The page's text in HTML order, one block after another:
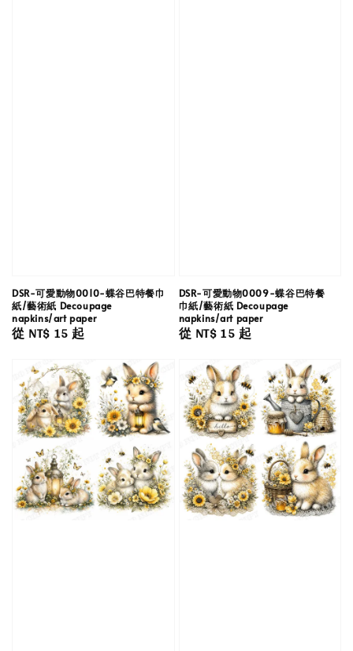
DSR-可愛動物0010-蝶谷巴特餐巾
紙/藝術紙 Decoupage
napkins/art paper
Regular
從 NT$ 15起
DSR-可愛動物0009-蝶谷巴特餐
巾紙/藝術紙 Decoupage
napkins/art paper
Regular
從 NT$ 15起